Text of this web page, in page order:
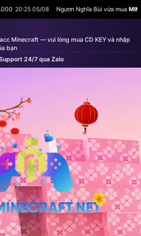
Nghĩa Bùi vừa muaMINECRAFT JAVA &
Minecraft — vui lòng mua CD KEY và nhập
bạn
24/7 qua Zalo